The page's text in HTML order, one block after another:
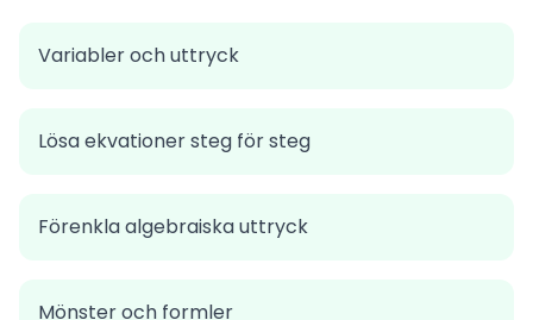
Variabler och uttryck
Lösa ekvationer steg för steg
Förenkla algebraiska uttryck
Mönster och formler